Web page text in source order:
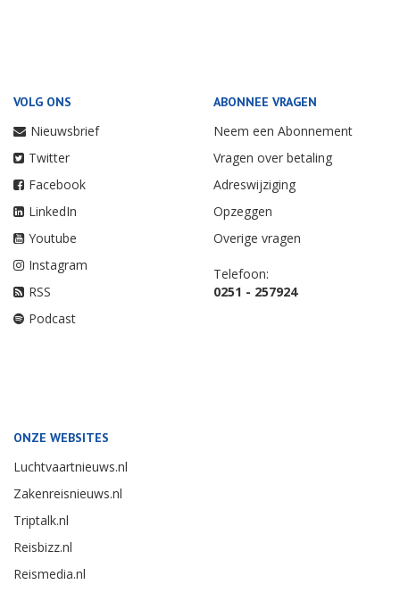
VOLG ONS
Nieuwsbrief
Twitter
Facebook
LinkedIn
Youtube
Instagram
RSS
Podcast
ABONNEE VRAGEN
Neem een Abonnement
Vragen over betaling
Adreswijziging
Opzeggen
Overige vragen
Telefoon:
0251 - 257924
ONZE WEBSITES
Luchtvaartnieuws.nl
Zakenreisnieuws.nl
Triptalk.nl
Reisbizz.nl
Reismedia.nl